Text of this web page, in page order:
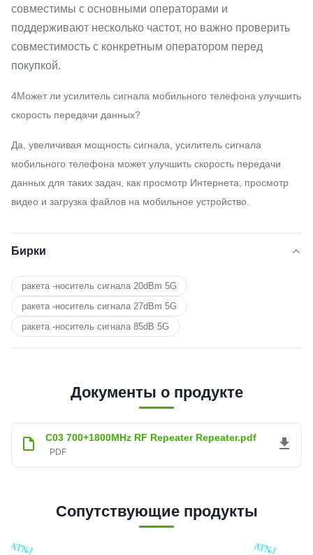
совместимы с основными операторами и
поддерживают несколько частот, но важно проверить
совместимость с конкретным оператором перед
покупкой.
4Может ли усилитель сигнала мобильного телефона улучшить
скорость передачи данных?
Да, увеличивая мощность сигнала, усилитель сигнала
мобильного телефона может улучшить скорость передачи
данных для таких задач, как просмотр Интернета, просмотр
видео и загрузка файлов на мобильное устройство.
Бирки
ракета -носитель сигнала 20dBm 5G
ракета -носитель сигнала 27dBm 5G
ракета -носитель сигнала 85dB 5G
Документы о продукте
C03 700+1800MHz RF Repeater Repeater.pdf
PDF
Сопутствующие продукты